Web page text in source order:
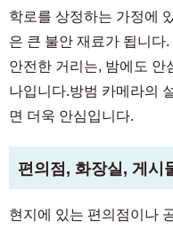
학로를 상정하는 가정에
은 큰 불안 재료가 됩니다.
안전한 거리는, 밤에도 안
나입니다.방범 카메라의
면 더욱 안심입니다.
편의점, 화장실, 게시
현지에 있는 편의점이나